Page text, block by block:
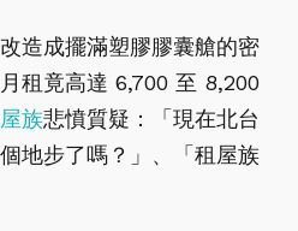
造成擺滿塑膠膠囊艙的密
租竟高達 6,700 至 8,200
族悲憤質疑：「現在北台
地步了嗎？」、「租屋族